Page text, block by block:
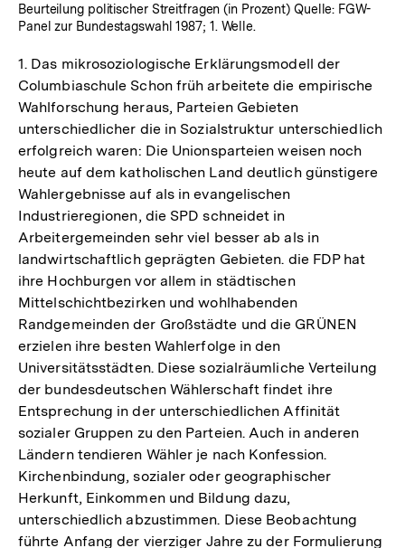
Beurteilung politischer Streitfragen (in Prozent) Quelle: FGW-
Panel zur Bundestagswahl 1987; 1. Welle.
1. Das mikrosoziologische Erklärungsmodell der
Columbiaschule Schon früh arbeitete die empirische
Wahlforschung heraus, Parteien Gebieten
unterschiedlicher die in Sozialstruktur unterschiedlich
erfolgreich waren: Die Unionsparteien weisen noch
heute auf dem katholischen Land deutlich günstigere
Wahlergebnisse auf als in evangelischen
Industrieregionen, die SPD schneidet in
Arbeitergemeinden sehr viel besser ab als in
landwirtschaftlich geprägten Gebieten. die FDP hat
ihre Hochburgen vor allem in städtischen
Mittelschichtbezirken und wohlhabenden
Randgemeinden der Großstädte und die GRÜNEN
erzielen ihre besten Wahlerfolge in den
Universitätsstädten. Diese sozialräumliche Verteilung
der bundesdeutschen Wählerschaft findet ihre
Entsprechung in der unterschiedlichen Affinität
sozialer Gruppen zu den Parteien. Auch in anderen
Ländern tendieren Wähler je nach Konfession.
Kirchenbindung, sozialer oder geographischer
Herkunft, Einkommen und Bildung dazu,
unterschiedlich abzustimmen. Diese Beobachtung
führte Anfang der vierziger Jahre zu der Formulierung